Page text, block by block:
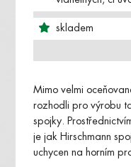
skladem
Mimo velmi
rozhodli pro výrobu
spojky.
je jak Hirschmann
uchycen na horním